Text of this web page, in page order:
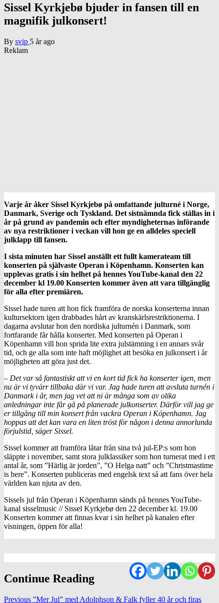
Sissel Kyrkjebø bjuder in fansen till en
magnifik julkonsert!
By svip 5 år ago
Reklam
Varje år åker Sissel Kyrkjebø på omfattande julturné i Norge,
Danmark, Sverige och Tyskland. Det sistnämnda fick ställas in i
år på grund av pandemin och efter myndigheternas införande
av nya restriktioner i veckan vill hon ge en alldeles speciell
julklapp till fansen.
I sista minuten har Sissel anställt ett fullt kamerateam till
konserten på självaste Operan i Köpenhamn. Konserten kan
upplevas gratis i sin helhet på hennes YouTube-kanal den 22
december kl 19.00 Konserten kommer även att vara tillgänglig
för alla efter premiären.
Sissel hade turen att hon fick framföra de norska konserterna innan
kultursektorn igen drabbades hårt av kranskärlsrestriktionerna. I
dagarna avslutar hon den nordiska julturnén i Danmark, som
fortfarande får hålla konserter. Med konserten på Operan i
Köpenhamn vill hon sprida lite extra julstämning i en annars svår
tid, och ge alla som inte haft möjlighet att besöka en julkonsert i år
möjligheten att göra just det.
– Det var så fantastiskt att vi en kort tid fick ha konserter igen, men
nu är vi tyvärr tillbaka där vi var. Jag hade turen att avsluta turnén i
Danmark i år, men jag vet att ni är många som av olika
anledningar inte får gå på planerade julkonserter. Därför vill jag ge
er tillgång till min konsert från vackra Operan i Köpenhamn. Jag
hoppas att det kan vara en liten tröst för någon i denna annorlunda
förjulstid, säger Sissel.
Sissel kommer att framföra låtar från sina två jul-EP:s som hon
släppte i november, samt stora julklassiker som hon turnerat med i ett
antal år, som ”Härlig är jorden”, ”O Helga natt” och ”Christmastime
is here”. Konserten publiceras med engelsk text så att fans över hela
världen kan njuta av den.
Sissels jul från Operan i Köpenhamn sänds på hennes YouTube-
kanal sisselmusic // Sissel Kyrkjebø den 22 december kl. 19.00
Konserten kommer att finnas kvar i sin helhet på kanalen efter
visningen, öppen för alla!
Continue Reading
Previous ”Mer Jul” med Adolphson & Falk fyller 40 år och firas